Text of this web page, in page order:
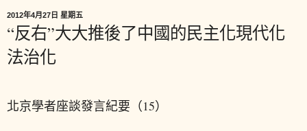
2012年4月27日 星期五
“反右”大大推後了中國的民主化現代化
法治化
北京學者座談發言紀要（15）